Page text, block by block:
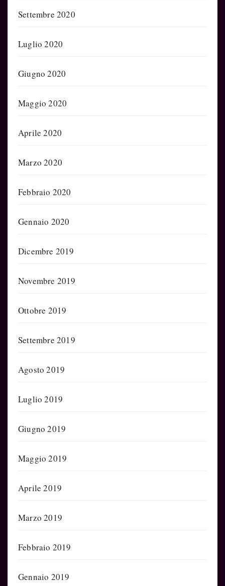
Settembre 2020
Luglio 2020
Giugno 2020
Maggio 2020
Aprile 2020
Marzo 2020
Febbraio 2020
Gennaio 2020
Dicembre 2019
Novembre 2019
Ottobre 2019
Settembre 2019
Agosto 2019
Luglio 2019
Giugno 2019
Maggio 2019
Aprile 2019
Marzo 2019
Febbraio 2019
Gennaio 2019